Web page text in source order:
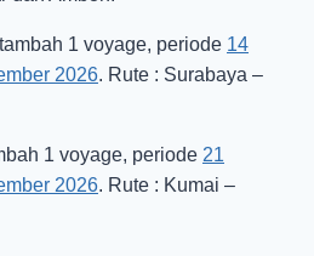
1 voyage, periode 14
2026. Rute : Surabaya –
1 voyage, periode 21
2026. Rute : Kumai –